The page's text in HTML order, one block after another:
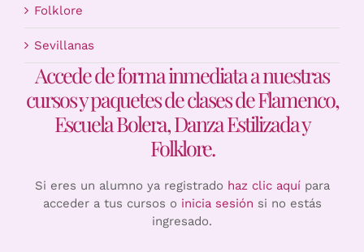
Folklore
Sevillanas
Accede de forma inmediata a nuestras
cursos y paquetes de clases de Flamenco,
Escuela Bolera, Danza Estilizada y
Folklore.
Si eres un alumno ya registrado haz clic aquípara
acceder a tus cursos o inicia sesión si no estás
ingresado.